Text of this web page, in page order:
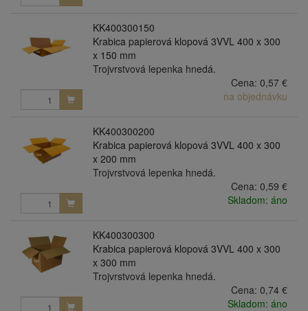
KK400300150
Krabica papierová klopová 3VVL 400 x 300
x 150 mm
Trojvrstvová lepenka hnedá.
Cena: 0,57 €
na objednávku
KK400300200
Krabica papierová klopová 3VVL 400 x 300
x 200 mm
Trojvrstvová lepenka hnedá.
Cena: 0,59 €
Skladom: áno
KK400300300
Krabica papierová klopová 3VVL 400 x 300
x 300 mm
Trojvrstvová lepenka hnedá.
Cena: 0,74 €
Skladom: áno